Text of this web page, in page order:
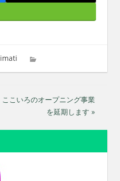
imati
こいろのオープニング事業
を延期します »